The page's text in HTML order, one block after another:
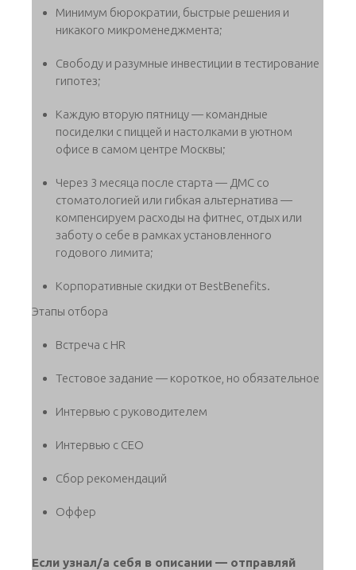
Минимум бюрократии, быстрые решения и
никакого микроменеджмента;
Свободу и разумные инвестиции в тестирование
гипотез;
Каждую вторую пятницу — командные
посиделки с пиццей и настолками в уютном
офисе в самом центре Москвы;
Через 3 месяца после старта — ДМС со
стоматологией или гибкая альтернатива —
компенсируем расходы на фитнес, отдых или
заботу о себе в рамках установленного
годового лимита;
Корпоративные скидки от BestBenefits.
Этапы отбора
Встреча с HR
Тестовое задание — короткое, но обязательное
Интервью с руководителем
Интервью с CEO
Сбор рекомендаций
Оффер
Если узнал/а себя в описании — отправляй